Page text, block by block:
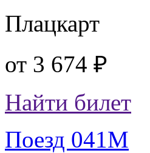
Плацкарт
от 3 674 ₽
Найти билет
Поезд 041М